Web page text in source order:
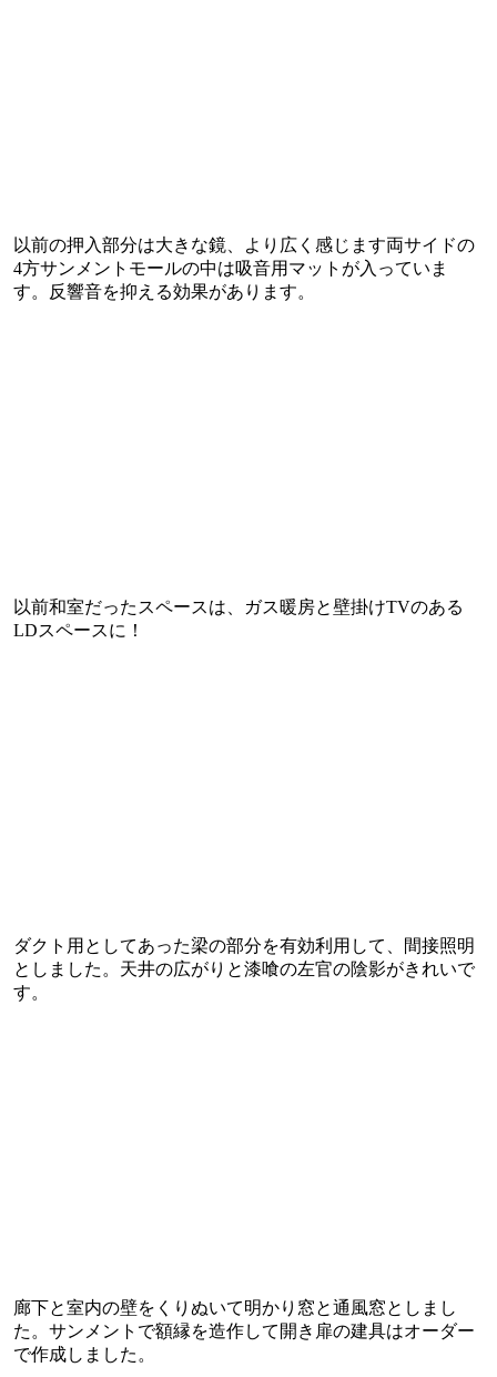
以前の押入部分は大きな鏡、より広く感じます両サイドの
4方サンメントモールの中は吸音用マットが入っていま
す。反響音を抑える効果があります。
以前和室だったスペースは、ガス暖房と壁掛けTVのある
LDスペースに！
ダクト用としてあった梁の部分を有効利用して、間接照明
としました。天井の広がりと漆喰の左官の陰影がきれいで
す。
廊下と室内の壁をくりぬいて明かり窓と通風窓としまし
た。サンメントで額縁を造作して開き扉の建具はオーダー
で作成しました。